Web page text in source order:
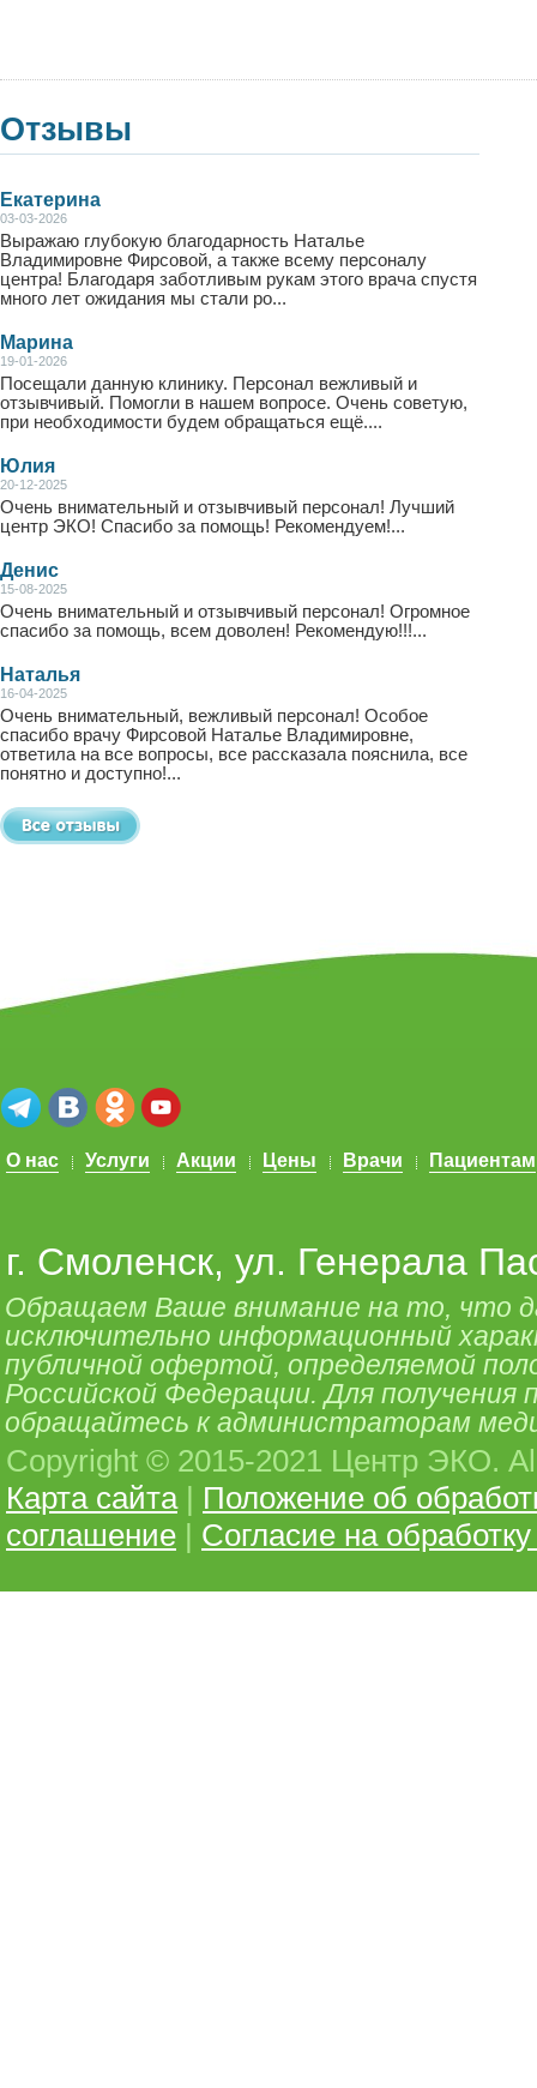
Отзывы
Екатерина
03-03-2026
Выражаю глубокую благодарность Наталье
Владимировне Фирсовой, а также всему персоналу
центра! Благодаря заботливым рукам этого врача спустя
много лет ожидания мы стали ро...
Марина
19-01-2026
Посещали данную клинику. Персонал вежливый и
отзывчивый. Помогли в нашем вопросе. Очень советую,
при необходимости будем обращаться ещё....
Юлия
20-12-2025
Очень внимательный и отзывчивый персонал! Лучший
центр ЭКО! Спасибо за помощь! Рекомендуем!...
Денис
15-08-2025
Очень внимательный и отзывчивый персонал! Огромное
спасибо за помощь, всем доволен! Рекомендую!!!...
Наталья
16-04-2025
Очень внимательный, вежливый персонал! Особое
спасибо врачу Фирсовой Наталье Владимировне,
ответила на все вопросы, все рассказала пояснила, все
понятно и доступно!...
О нас Услуги Акции Цены Врачи Пациентам
г. Смоленск, ул. Генерала
Обращаем Ваше внимание на то, что
исключительно информационный
публичной офертой, определяемой
Российской Федерации. Для
обращайтесь к администраторам
Copyright © 2015-2021 Центр ЭКО.
Карта сайта| Положение об
соглашение | Согласие на